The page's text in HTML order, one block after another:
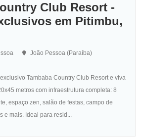
Club Resort -
em Pitimbu,
João Pessoa (Paraíba)
Tambaba Country Club Resort e viva
metros com infraestrutura completa: 8
espaço zen, salão de festas, campo de
e mais. Ideal para resid...